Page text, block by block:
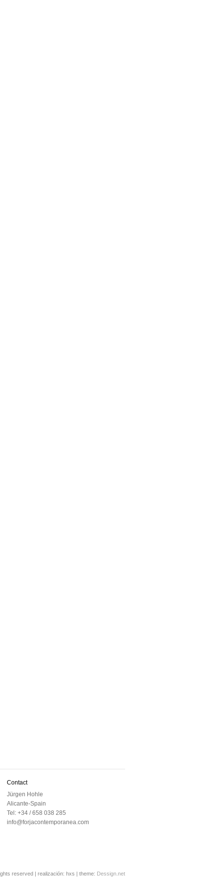
Contact
Jürgen Hohle
Alicante-Spain
Tel: +34 / 658 038 285
info@forjacontemporanea.com
reserved | realización: hxs | theme: Dessign.net